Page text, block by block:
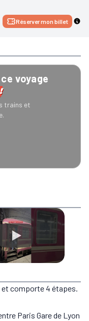
Réserver mon billet
voyage
trains et
comporte 4 étapes.
Paris Gare de Lyon